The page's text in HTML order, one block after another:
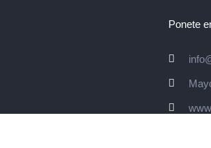
Ponete